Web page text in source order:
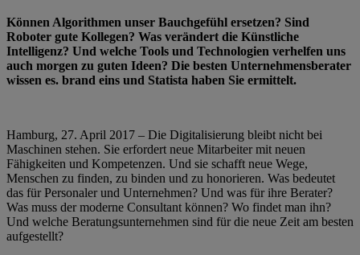
Können Algorithmen unser Bauchgefühl ersetzen? Sind
Roboter gute Kollegen? Was verändert die Künstliche
Intelligenz? Und welche Tools und Technologien verhelfen uns
auch morgen zu guten Ideen? Die besten Unternehmensberater
wissen es. brand eins und Statista haben Sie ermittelt.
Hamburg, 27. April 2017 – Die Digitalisierung bleibt nicht bei
Maschinen stehen. Sie erfordert neue Mitarbeiter mit neuen
Fähigkeiten und Kompetenzen. Und sie schafft neue Wege,
Menschen zu finden, zu binden und zu honorieren. Was bedeutet
das für Personaler und Unternehmen? Und was für ihre Berater?
Was muss der moderne Consultant können? Wo findet man ihn?
Und welche Beratungsunternehmen sind für die neue Zeit am besten
aufgestellt?